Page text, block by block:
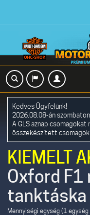
Kedves Ügyfelünk!
2026.08.08-án
A GLS aznap
összekészített
KIEMELT
Oxford F1
tanktáska
Mennyiségi egység (1